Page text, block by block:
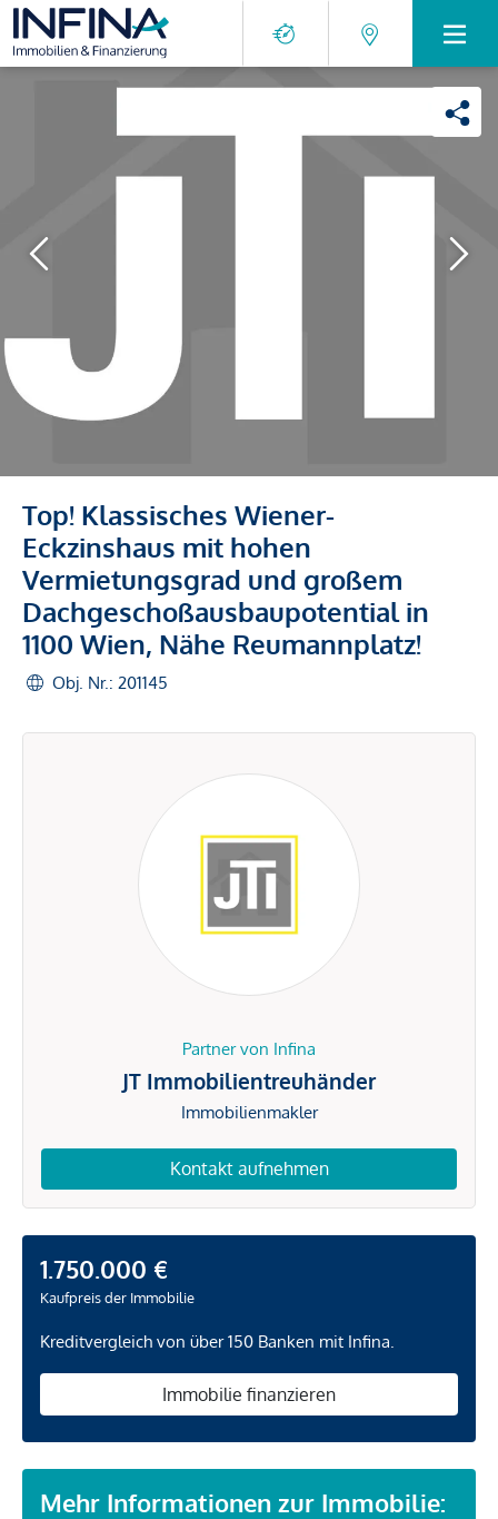
Top! Klassisches Wiener-
Eckzinshaus mit hohen
Vermietungsgrad und großem
Dachgeschoßausbaupotential in
1100 Wien, Nähe Reumannplatz!
Obj. Nr.: 201145
Partner von Infina
JT Immobilientreuhänder
Immobilienmakler
Kontakt aufnehmen
1.750.000 €
Kaufpreis der Immobilie
Kreditvergleich von über 150 Banken mit Infina.
Immobilie finanzieren
Mehr Informationen zur Immobilie: